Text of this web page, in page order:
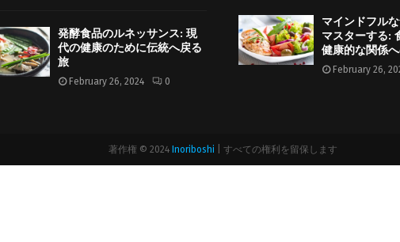
発酵食品のルネッサンス: 現
代の健康のために伝統へ戻る
旅
February 26, 2024 0
マインドフル
マスターする:
健康的な関係
February 26,
著作権 © 2024 Inoriboshi | すべての権利を留保します